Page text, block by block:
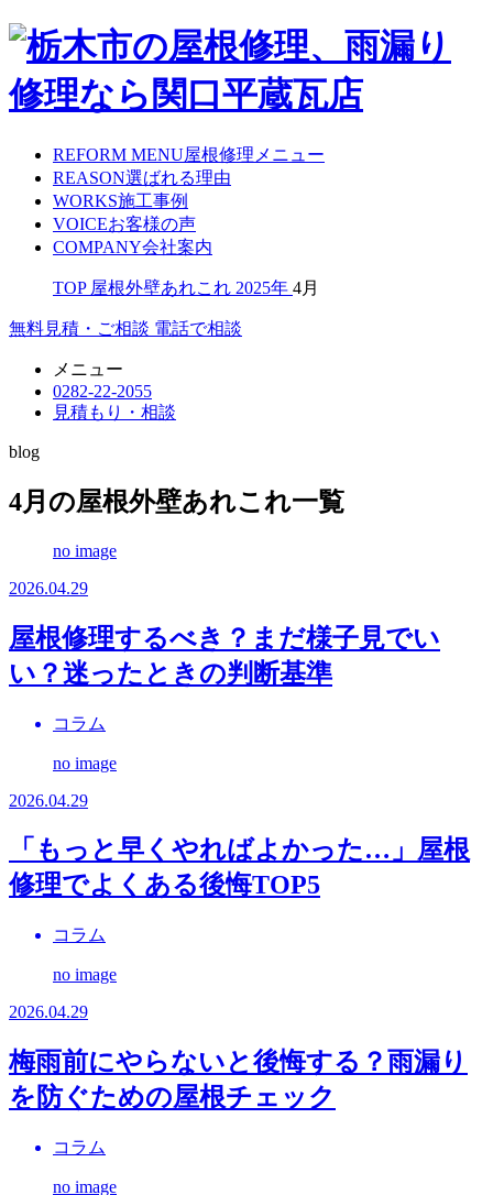
REFORM MENU屋根修理メニュー
REASON選ばれる理由
WORKS施工事例
VOICEお客様の声
COMPANY会社案内
TOP 屋根外壁あれこれ 2025年 4月
無料見積・ご相談 電話で相談
メニュー
0282-22-2055
見積もり・相談
blog
4月の屋根外壁あれこれ一覧
no image
2026.04.29
屋根修理するべき？まだ様子見でい
い？迷ったときの判断基準
コラム
no image
2026.04.29
「もっと早くやればよかった…」屋根
修理でよくある後悔TOP5
コラム
no image
2026.04.29
梅雨前にやらないと後悔する？雨漏り
を防ぐための屋根チェック
コラム
no image